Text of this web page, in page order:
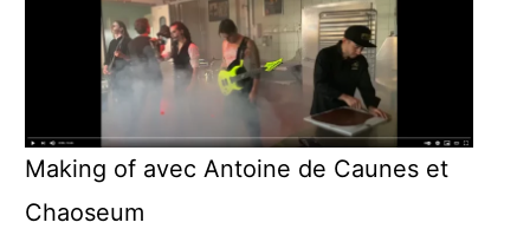
Making of avec Antoine de Caunes et
Chaoseum